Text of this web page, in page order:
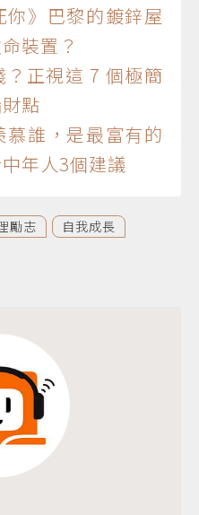
》巴黎的鍍鋅屋
裝置？
正視這 7 個極簡
點
誰，是最富有的
年人3個建議
勵志
自我成長